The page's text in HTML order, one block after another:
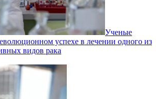
Ученые
успехе в лечении одного из
видов рака